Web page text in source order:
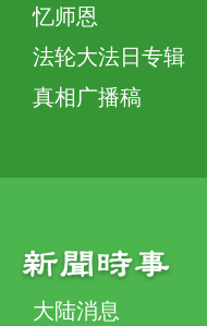
忆师恩
法轮大法日专辑
真相广播稿
大陆消息